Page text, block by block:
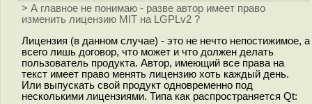
> А главное не понимаю - разве автор имеет право
изменить лицензию MIT на LGPLv2 ?
Лицензия (в данном случае) - это не нечто непостижимое, а
всего лишь договор, что может и что должен делать
пользователь продукта. Автор, имеющий все права на
текст имеет право менять лицензию хоть каждый день.
Или выпускать свой продукт одновременно под
несколькими лицензиями. Типа как распространяется Qt: